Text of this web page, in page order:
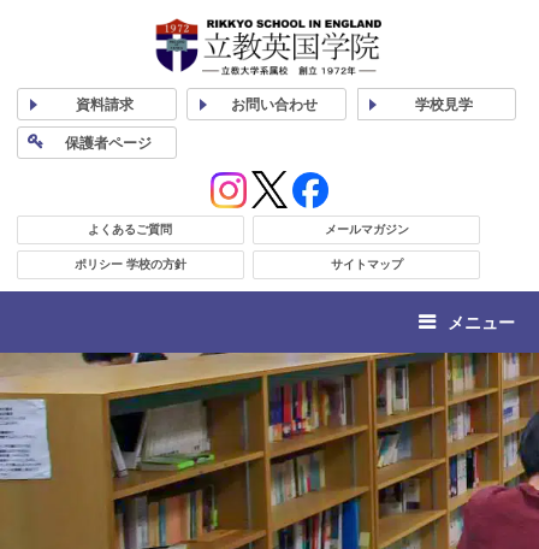
資料請求 お問い合わせ 学校見学
保護者ページ
よくあるご質問 メールマガジン
ポリシー 学校の方針 サイトマップ
メニュー